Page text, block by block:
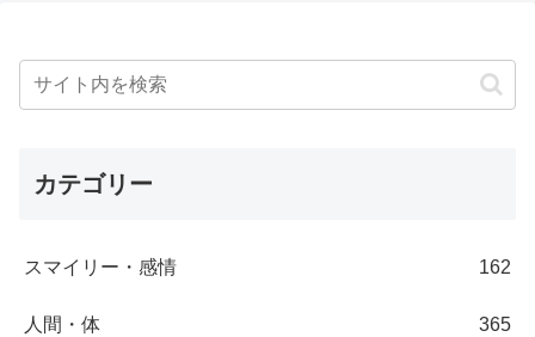
カテゴリー
スマイリー・感情 162
人間・体 365